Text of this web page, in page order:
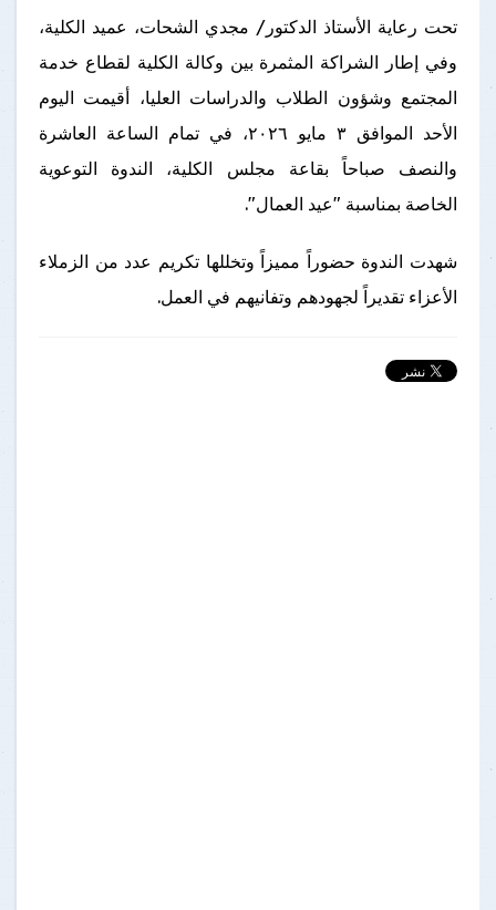
تحت رعاية الأستاذ الدكتور/ مجدي الشحات، عميد الكلية،
وفي إطار الشراكة المثمرة بين وكالة الكلية لقطاع خدمة
المجتمع وشؤون الطلاب والدراسات العليا، أقيمت اليوم
الأحد الموافق ٣ مايو ٢٠٢٦، في تمام الساعة العاشرة
والنصف صباحاً بقاعة مجلس الكلية، الندوة التوعوية
الخاصة بمناسبة "عيد العمال".
​شهدت الندوة حضوراً مميزاً وتخللها تكريم عدد من الزملاء
الأعزاء تقديراً لجهودهم وتفانيهم في العمل.